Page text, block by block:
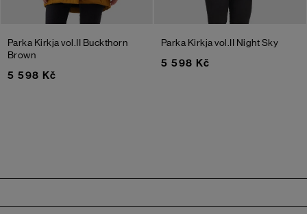
Parka Kirkja vol.II Buckthorn
Brown
5 598 Kč
Parka Kirkja vol.II Night Sky
5 598 Kč